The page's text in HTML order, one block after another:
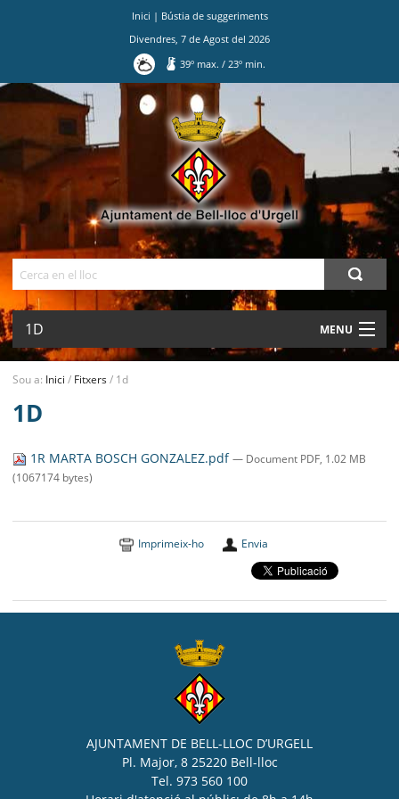
Inici | Bústia de suggeriments
Divendres 7 de Agost del 2026
39º max./ 23º min.
1D MENU
MUNICIPI
BELL-LLOC SOLUCIONA
Sou a: Inici / Fitxers/ 1d
1D
1R MARTA BOSCH GONZALEZ.pdf— Document PDF, 1.02 MB
(1067174 bytes)
Imprimeix-ho Envia
AJUNTAMENT DE BELL-LLOC D’URGELL
Pl. Major, 8 25220 Bell-lloc
Tel. 973 560 100